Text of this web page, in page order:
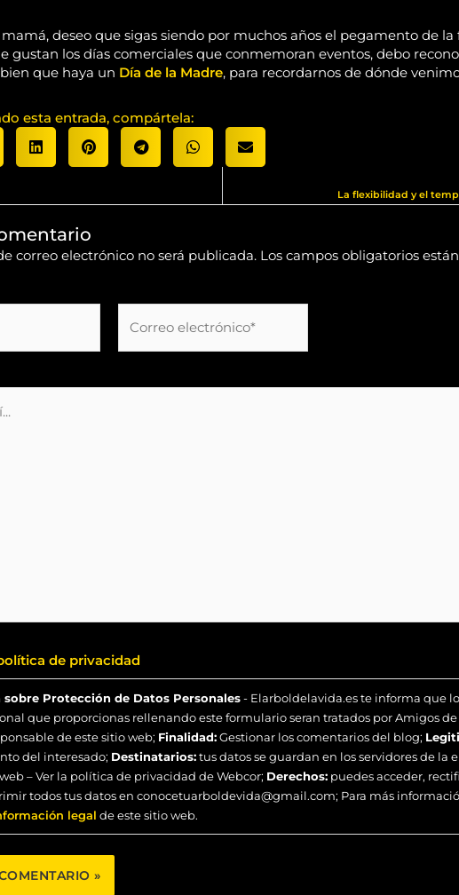
mamá, deseo que sigas siendo por muchos años el pegamento de la
gustan los días comerciales que conmemoran eventos, debo
que haya un Día de la Madre, para recordarnos de dónde
esta entrada, compártela:
La flexibilidad y el
correo electrónico no será publicada. Los campos obligatorios
electrónico*
de privacidad
Protección de Datos Personales- Elarboldelavida.es te informa que
que proporcionas rellenando este formulario seran tratados por Amigos de
de este sitio web; Finalidad:Gestionar los comentarios del blog;
del interesado; Destinatarios:tus datos se guardan en los servidores de la
– Ver la política de privacidad de Webcor; Derechos: puedes acceder,
todos tus datos en conocetuarboldevida@gmail.com; Para más
legal de este sitio web.